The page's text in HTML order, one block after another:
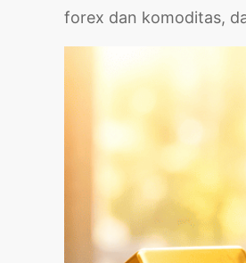
forex dan komoditas,